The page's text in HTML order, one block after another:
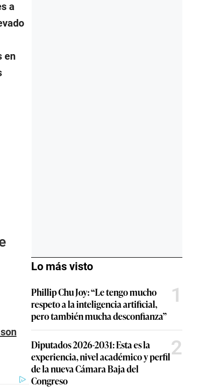
a
en
Lo más visto
Phillip Chu Joy: “Le tengo mucho
respeto a la inteligencia artificial,
pero también mucha desconfianza”
1
Diputados 2026-2031: Esta es la
experiencia, nivel académico y perfil
de la nueva Cámara Baja del
Congreso
2